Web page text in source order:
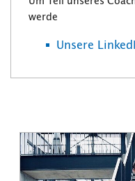
werde
Unsere